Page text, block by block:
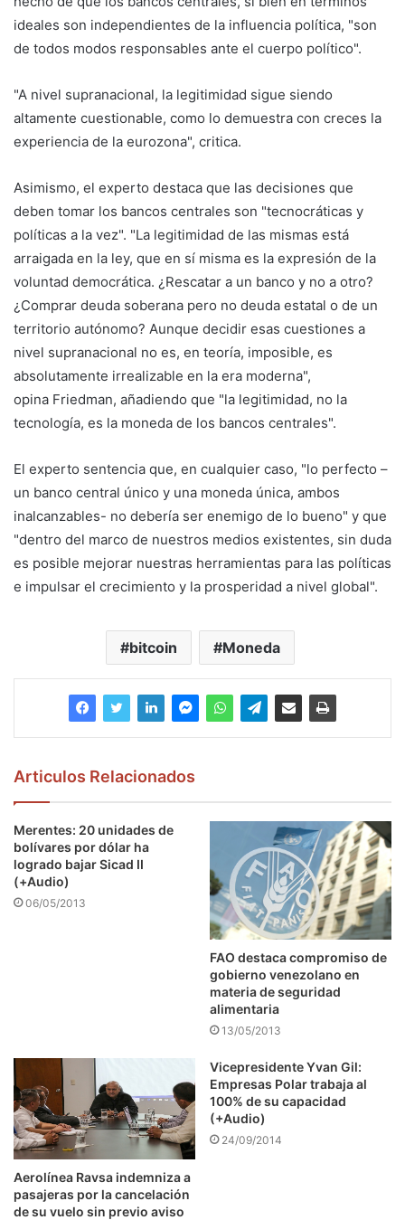
ideales son independientes de la influencia política, "son
de todos modos responsables ante el cuerpo político".
"A nivel supranacional, la legitimidad sigue siendo
altamente cuestionable, como lo demuestra con creces la
experiencia de la eurozona", critica.
Asimismo, el experto destaca que las decisiones que
deben tomar los bancos centrales son "tecnocráticas y
políticas a la vez". "La legitimidad de las mismas está
arraigada en la ley, que en sí misma es la expresión de la
voluntad democrática. ¿Rescatar a un banco y no a otro?
¿Comprar deuda soberana pero no deuda estatal o de un
territorio autónomo? Aunque decidir esas cuestiones a
nivel supranacional no es, en teoría, imposible, es
absolutamente irrealizable en la era moderna",
opina Friedman, añadiendo que "la legitimidad, no la
tecnología, es la moneda de los bancos centrales".
El experto sentencia que, en cualquier caso, "lo perfecto –
un banco central único y una moneda única, ambos
inalcanzables- no debería ser enemigo de lo bueno" y que
"dentro del marco de nuestros medios existentes, sin duda
es posible mejorar nuestras herramientas para las políticas
e impulsar el crecimiento y la prosperidad a nivel global".
bitcoin Moneda
Articulos Relacionados
Merentes: 20 unidades de
bolívares por dólar ha
logrado bajar Sicad II
(+Audio)
06/05/2013
FAO destaca compromiso de
gobierno venezolano en
materia de seguridad
alimentaria
13/05/2013
Aerolínea Ravsa indemniza a
pasajeras por la cancelación
de su vuelo sin previo aviso
Vicepresidente Yvan Gil:
Empresas Polar trabaja al
100% de su capacidad
(+Audio)
24/09/2014